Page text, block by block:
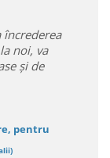
încrederea
noi, va
și de
pentru